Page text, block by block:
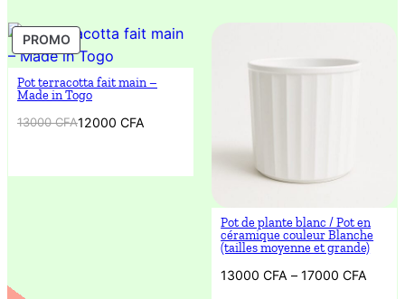
PROMOPRODUIT
EN
PROMOTION
Pot terracotta fait main –
Made in Togo
13000CFA
Le
était :
12000 CFA
Le
est :
Pot de plante blanc / Pot en
céramique couleur Blanche
(tailles moyenne et grande)
13000CFA – 17000CFA
Plage